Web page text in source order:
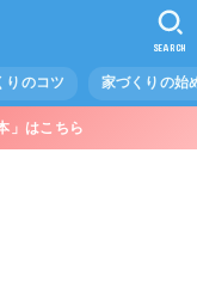
りのコツ 家づくりの始
SEARCH
」はこちら